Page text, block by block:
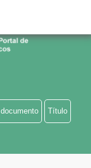
Título